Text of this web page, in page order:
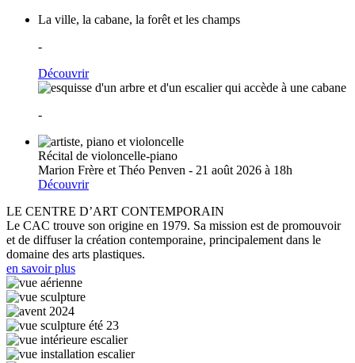
La ville, la cabane, la forêt et les champs
-
Découvrir
-
Récital de violoncelle-piano
Marion Frère et Théo Penven - 21 août 2026 à 18h
Découvrir
LE CENTRE D’ART CONTEMPORAIN
Le CAC trouve son origine en 1979. Sa mission est de promouvoir
et de diffuser la création contemporaine, principalement dans le
domaine des arts plastiques.
en savoir plus